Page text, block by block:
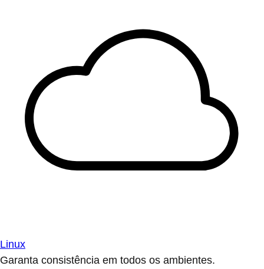
Linux
Garanta consistência em todos os ambientes.